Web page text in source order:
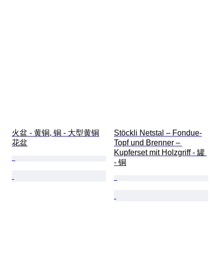
火盆 - 黄铜, 铜 - 大型黄铜
花盆
Stöckli Netstal – Fondue-
Topf und Brenner –
Kupferset mit Holzgriff - 罐
- 铜